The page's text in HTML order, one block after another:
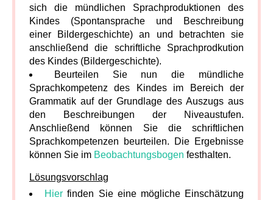
sich die mündlichen Sprachproduktionen des
Kindes (Spontansprache und Beschreibung
einer Bildergeschichte) an und betrachten sie
anschließend die schriftliche Sprachprodkution
des Kindes (Bildergeschichte).
Beurteilen Sie nun die mündliche
Sprachkompetenz des Kindes im Bereich der
Grammatik auf der Grundlage des Auszugs aus
den Beschreibungen der Niveaustufen.
Anschließend können Sie die schriftlichen
Sprachkompetenzen beurteilen. Die Ergebnisse
können Sie im Beobachtungsbogen festhalten.
Lösungsvorschlag
Hier finden Sie eine mögliche Einschätzung